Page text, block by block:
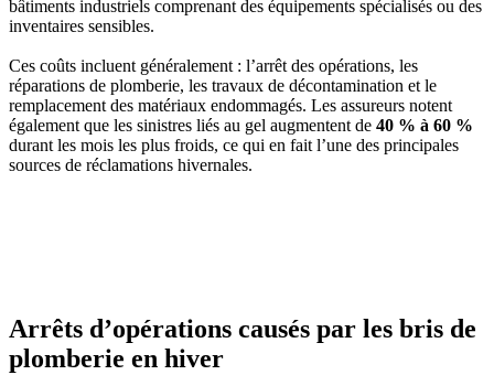
bâtiments industriels comprenant des équipements spécialisés ou des
inventaires sensibles.
Ces coûts incluent généralement : l’arrêt des opérations, les
réparations de plomberie, les travaux de décontamination et le
remplacement des matériaux endommagés. Les assureurs notent
également que les sinistres liés au gel augmentent de 40 % à 60 %
durant les mois les plus froids, ce qui en fait l’une des principales
sources de réclamations hivernales.
Arrêts d’opérations causés par les bris de
plomberie en hiver